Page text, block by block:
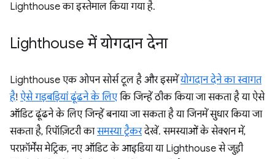
Lighthouse का इस्तेमाल किया गया है.
Lighthouse में योगदान देना
Lighthouse एक ओपन सोर्स टूल है और इसमेंयोगदान देने का स्वागत
है! ऐसे गड़बड़ियां ढूंढने के लिएकि जिन्हें ठीक किया जा सकता है या ऐसे
ऑडिट ढूंढने के लिए जिन्हें बनाया जा सकता है या जिनमें सुधार किया जा
सकता है, रिपॉज़िटरी कासमस्या ट्रैकरदेखें. समस्याओं के सेक्शन में,
परफ़ॉर्मेंस मेट्रिक, नए ऑडिट के आइडिया या Lighthouse से जुड़ी